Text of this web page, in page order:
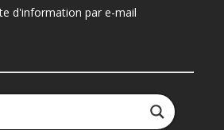
d'information par e-mail